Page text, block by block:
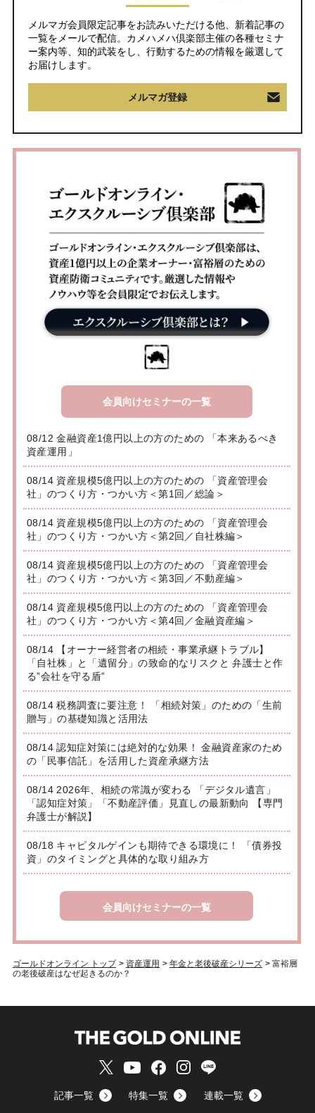
メルマガ会員限定記事をお読みいただける他、新着記事の
一覧をメールで配信。カメハメハ倶楽部主催の各種セミナ
ー案内等、知的武装をし、行動するための情報を厳選して
お届けします。
メルマガ登録
会員向けセミナーの一覧
08/12 金融資産1億円以上の方のための 「本来あるべき
資産運用」
08/14 資産規模5億円以上の方のための 「資産管理会
社」のつくり方・つかい方＜第1回／総論＞
08/14 資産規模5億円以上の方のための 「資産管理会
社」のつくり方・つかい方＜第2回／自社株編＞
08/14 資産規模5億円以上の方のための 「資産管理会
社」のつくり方・つかい方＜第3回／不動産編＞
08/14 資産規模5億円以上の方のための 「資産管理会
社」のつくり方・つかい方＜第4回／金融資産編＞
08/14 【オーナー経営者の相続・事業承継トラブル】
「自社株」と「遺留分」の致命的なリスクと 弁護士と作
る”会社を守る盾”
08/14 税務調査に要注意！ 「相続対策」のための「生前
贈与」の基礎知識と活用法
08/14 認知症対策には絶対的な効果！ 金融資産家のため
の「民事信託」を活用した資産承継方法
08/14 2026年、相続の常識が変わる 「デジタル遺言」
「認知症対策」「不動産評価」見直しの最新動向 【専門
弁護士が解説】
08/18 キャピタルゲインも期待できる環境に！ 「債券投
資」のタイミングと具体的な取り組み方
会員向けセミナーの一覧
ゴールドオンライン トップ > 資産運用 > 年金と老後破産シリーズ > 富裕層
の老後破産はなぜ起きるのか？
記事一覧 特集一覧 連載一覧